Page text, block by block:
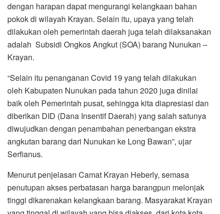
dengan harapan dapat mengurangi kelangkaan bahan
pokok di wilayah Krayan. Selain itu, upaya yang telah
dilakukan oleh pemerintah daerah juga telah dilaksanakan
adalah Subsidi Ongkos Angkut (SOA) barang Nunukan –
Krayan.
“Selain itu penanganan Covid 19 yang telah dilakukan
oleh Kabupaten Nunukan pada tahun 2020 juga dinilai
baik oleh Pemerintah pusat, sehingga kita diapresiasi dan
diberikan DID (Dana Insentif Daerah) yang salah satunya
diwujudkan dengan penambahan penerbangan ekstra
angkutan barang dari Nunukan ke Long Bawan”, ujar
Serfianus.
Menurut penjelasan Camat Krayan Heberly, semasa
penutupan akses perbatasan harga barangpun melonjak
tinggi dikarenakan kelangkaan barang. Masyarakat Krayan